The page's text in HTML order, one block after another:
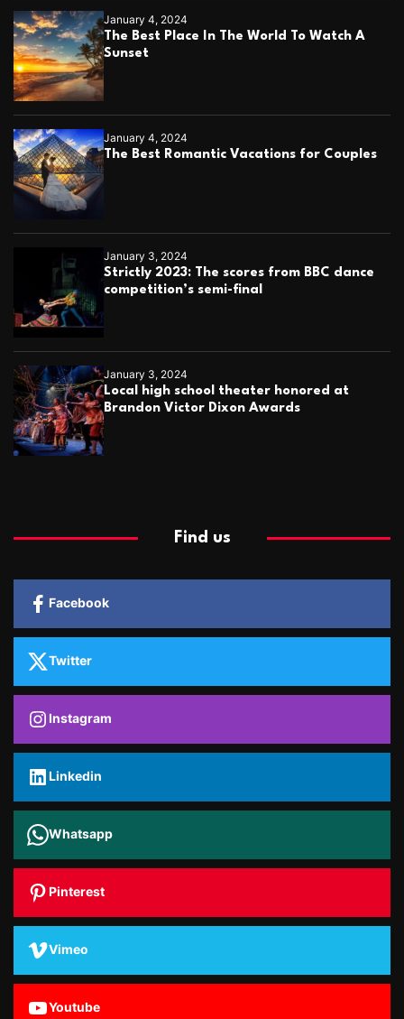
January 4, 2024
The Best Place In The World To Watch A
Sunset
January 4, 2024
The Best Romantic Vacations for Couples
January 3, 2024
Strictly 2023: The scores from BBC dance
competition’s semi-final
January 3, 2024
Local high school theater honored at
Brandon Victor Dixon Awards
Find us
Facebook
Twitter
Instagram
Linkedin
Whatsapp
Pinterest
Vimeo
Youtube